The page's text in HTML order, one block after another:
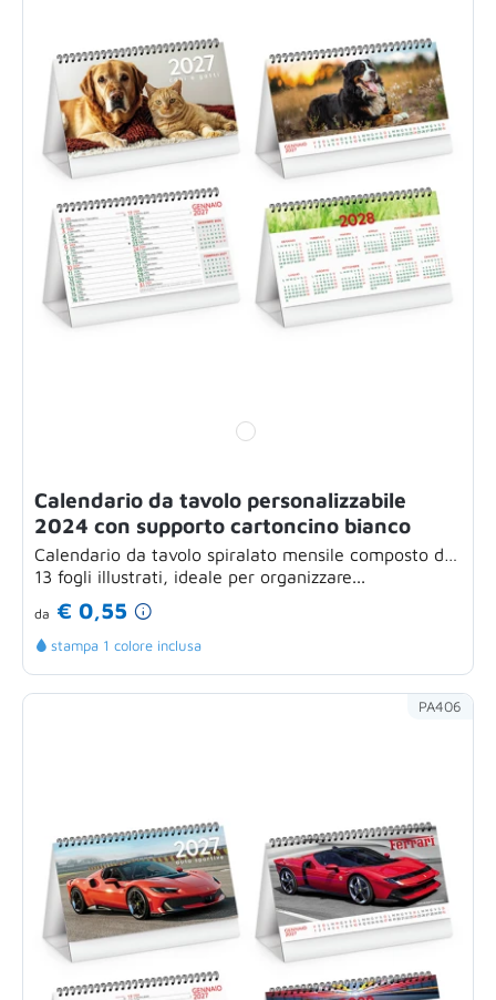
Calendario da tavolo personalizzabile
2024 con supporto cartoncino bianco
Calendario da tavolo spiralato mensile composto da
13 fogli illustrati, ideale per organizzare...
da € 0,55
stampa 1 colore inclusa
PA406